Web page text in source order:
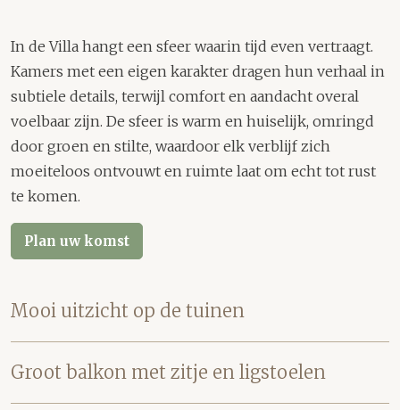
In de Villa hangt een sfeer waarin tijd even vertraagt.
Kamers met een eigen karakter dragen hun verhaal in
subtiele details, terwijl comfort en aandacht overal
voelbaar zijn. De sfeer is warm en huiselijk, omringd
door groen en stilte, waardoor elk verblijf zich
moeiteloos ontvouwt en ruimte laat om echt tot rust
te komen.
Plan uw komst
Mooi uitzicht op de tuinen
Groot balkon met zitje en ligstoelen